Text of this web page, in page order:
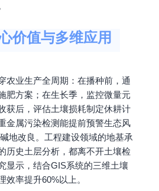
价值与多维应用
农业生产全周期：在播种前，通
肥方案；在生长季，监控微量元
获后，评估土壤损耗制定休耕计
金属污染检测能提前预警生态风
地改良。工程建设领域的地基承
历史土层分析，都离不开土壤检
显示，结合GIS系统的三维土壤
效率提升60%以上。